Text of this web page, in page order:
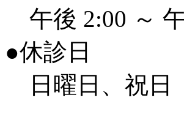
午後 2:00 ～
●休診日
日曜日、祝日